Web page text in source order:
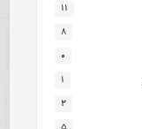
۱۱
۸
۰
۱
۲